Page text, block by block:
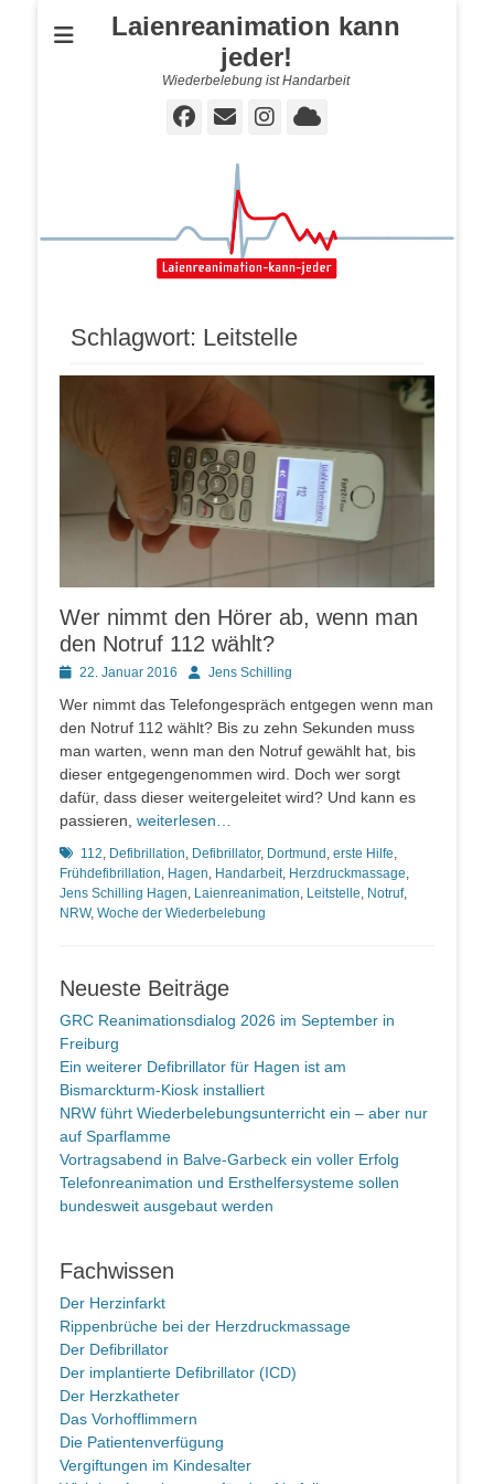
Laienreanimation kann
jeder!
Wiederbelebung ist Handarbeit
Facebook
E-
Instagram
Cloud
Schlagwort: Leitstelle
Wer nimmt den Hörer ab, wenn man
den Notruf 112 wählt?
Posted22. Januar 2016 AutorJens Schilling
Wer nimmt das Telefongespräch entgegen wenn man
den Notruf 112 wählt? Bis zu zehn Sekunden muss
man warten, wenn man den Notruf gewählt hat, bis
dieser entgegengenommen wird. Doch wer sorgt
dafür, dass dieser weitergeleitet wird? Und kann es
passieren, weiterlesen…
Schlagworte
112 Defibrillation Defibrillator, Dortmund erste Hilfe
Frühdefibrillation Hagen Handarbeit, Herzdruckmassage
Jens Schilling Hagen Laienreanimation Leitstelle Notruf,
NRW, Woche der Wiederbelebung
Neueste Beiträge
GRC Reanimationsdialog 2026 im September in
Freiburg
Ein weiterer Defibrillator für Hagen ist am
Bismarckturm-Kiosk installiert
NRW führt Wiederbelebungsunterricht ein – aber nur
auf Sparflamme
Vortragsabend in Balve-Garbeck ein voller Erfolg
Telefonreanimation und Ersthelfersysteme sollen
bundesweit ausgebaut werden
Fachwissen
Der Herzinfarkt
Rippenbrüche bei der Herzdruckmassage
Der Defibrillator
Der implantierte Defibrillator (ICD)
Der Herzkatheter
Das Vorhofflimmern
Die Patientenverfügung
Vergiftungen im Kindesalter